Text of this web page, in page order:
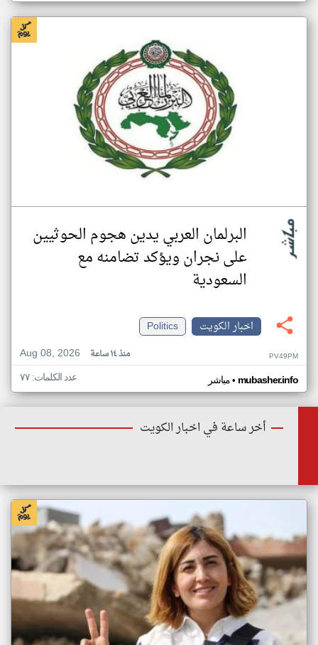
البرلمان العربي يدين هجوم الحوثيين
على نجران ويؤكد تضامنه مع
السعودية
اخبار الكويت
Politics
Aug 08, 2026
منذ ١٤ ساعة PV49PM
مباشر• mubasher.info عدد الكلمات: ٧٧
أخر ساعة في اخبار الكويت